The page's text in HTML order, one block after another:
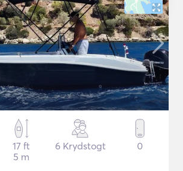
17 ft
5 m
6 Krydstogt 0